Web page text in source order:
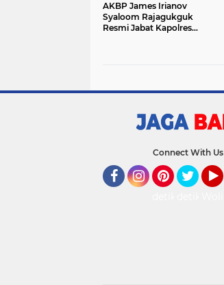
AKBP James Irianov
Syaloom Rajagukguk
Resmi Jabat Kapolres
Connect With Us